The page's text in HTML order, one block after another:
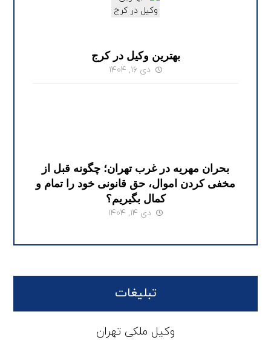
بهترین وکیل در کرج
دی ۱۶, ۱۴۰۴
بحران مهریه در غرب تهران؛ چگونه قبل از
مخفی کردن اموال، حق قانونی خود را تمام و
کمال بگیریم؟
دی ۱۴, ۱۴۰۴
تبلیغات
وکیل ملکی تهران